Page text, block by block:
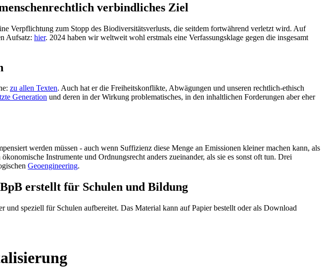
verbindliches Ziel
Verpflichtung zum Stopp des Biodiversitätsverlusts, die seitdem fortwährend verletzt wird. Auf
Aufsatz: hier. 2024 haben wir weltweit wohl erstmals eine Verfassungsklage gegen die insgesamt
zu allen Texten. Auch hat er die Freiheitskonflikte, Abwägungen und unseren rechtlich-ethisch
Generation und deren in der Wirkung problematisches, in den inhaltlichen Forderungen aber eher
werden müssen - auch wenn Suffizienz diese Menge an Emissionen kleiner machen kann, als
Instrumente und Ordnungsrecht anders zueinander, als sie es sonst oft tun. Drei
Geoengineering.
erstellt für Schulen und Bildung
speziell für Schulen aufbereitet. Das Material kann auf Papier bestellt oder als Download